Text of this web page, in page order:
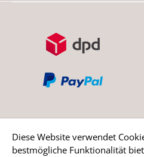
Bestellung
Diese Website verwendet
bestmögliche Funktionalität